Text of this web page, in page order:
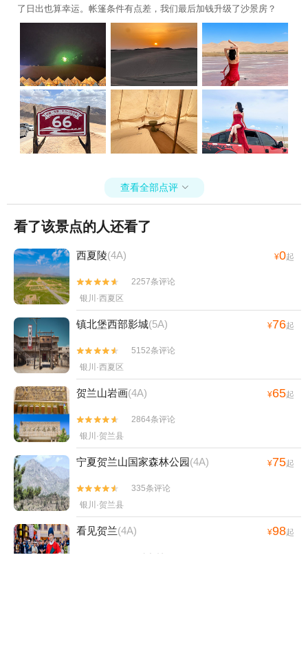
了日出也算幸运。帐篷条件有点差，我们最后加钱升级了沙景房？
查看全部点评 
看了该景点的人还看了
西夏陵(4A) ¥0起


2257条评论
银川·西夏区
镇北堡西部影城(5A) ¥76起


5152条评论
银川·西夏区
贺兰山岩画(4A) ¥65起


2864条评论
银川·贺兰县
宁夏贺兰山国家森林公园(4A) ¥75起


335条评论
银川·贺兰县
看见贺兰(4A) ¥98起